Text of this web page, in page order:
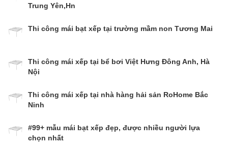
Trung Yên,Hn
Thi công mái bạt xếp tại trường mầm non Tương Mai
Thi công mái xếp tại bể bơi Việt Hưng Đông Anh, Hà
Nội
Thi công mái xếp tại nhà hàng hải sản RoHome Bắc
Ninh
#99+ mẫu mái bạt xếp đẹp, được nhiều người lựa
chọn nhất